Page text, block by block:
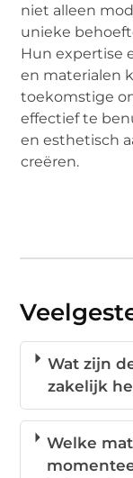
niet alleen
unieke
Hun expertise
en materialen
toekomstige
effectief te
en esthetisch
creëren.
Wat zijn
zakelijk
Welke